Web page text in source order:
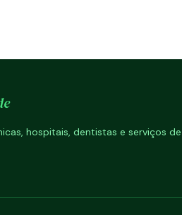
hospitais, dentistas e serviços de